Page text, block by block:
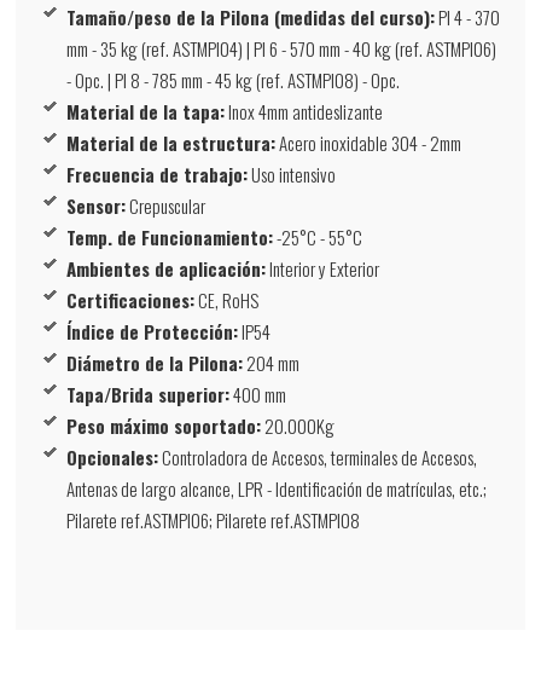
Tamaño/peso de la Pilona (medidas del curso):PI 4 - 370
mm - 35 kg (ref. ASTMPI04) | PI 6 - 570 mm - 40 kg (ref. ASTMPI06)
- Opc. | PI 8 - 785 mm - 45 kg (ref. ASTMPI08) - Opc.
Material de la tapa:Inox 4mm antideslizante
Material de la estructura:Acero inoxidable 304 - 2mm
Frecuencia de trabajo:Uso intensivo
Sensor:Crepuscular
Temp. de Funcionamiento:-25°C - 55°C
Ambientes de aplicación:Interior y Exterior
Certificaciones:CE, RoHS
Índice de Protección:IP54
Diámetro de la Pilona:204 mm
Tapa/Brida superior:400 mm
Peso máximo soportado:20.000Kg
Opcionales:Controladora de Accesos, terminales de Accesos,
Antenas de largo alcance, LPR - Identificación de matrículas, etc.;
Pilarete ref.ASTMPI06; Pilarete ref.ASTMPI08